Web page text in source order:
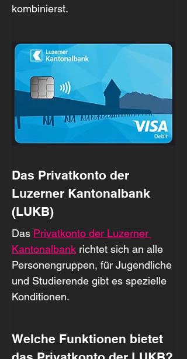
kombinierst.
Das Privatkonto der
Luzerner Kantonalbank
(LUKB)
Das Privatkonto der Luzerner
Kantonalbank richtet sich an alle
Personengruppen, für Jugendliche
und Studierende gibt es spezielle
Konditionen.
Welche Funktionen bietet